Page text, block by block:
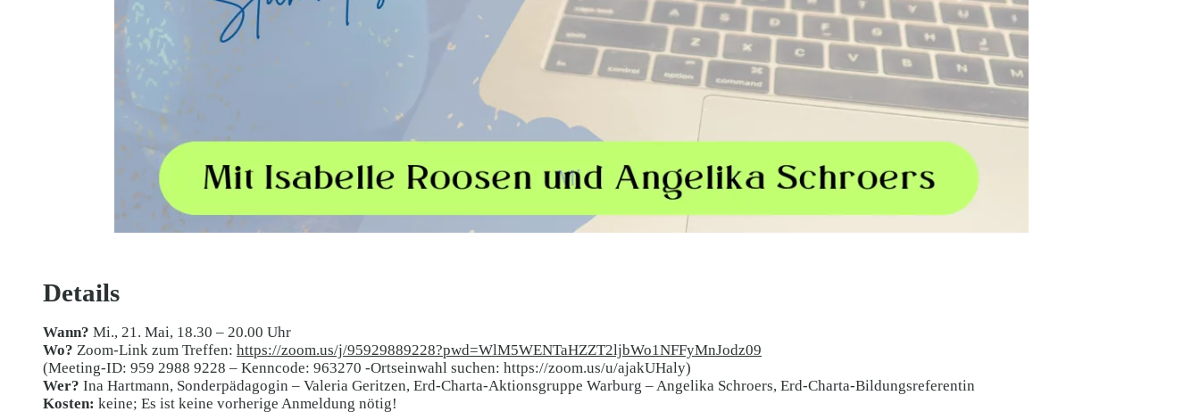
Details
Wann? Mi., 21. Mai, 18.30 – 20.00 Uhr
Wo? Zoom-Link zum Treffen: https://zoom.us/j/95929889228?pwd=WlM5WENTaHZZT2ljbWo1NFFyMnJodz09
(Meeting-ID: 959 2988 9228 – Kenncode: 963270 -Ortseinwahl suchen: https://zoom.us/u/ajakUHaly)
Wer? Ina Hartmann, Sonderpädagogin – Valeria Geritzen, Erd-Charta-Aktionsgruppe Warburg – Angelika Schroers, Erd-Charta-Bildungsreferentin
Kosten: keine; Es ist keine vorherige Anmeldung nötig!